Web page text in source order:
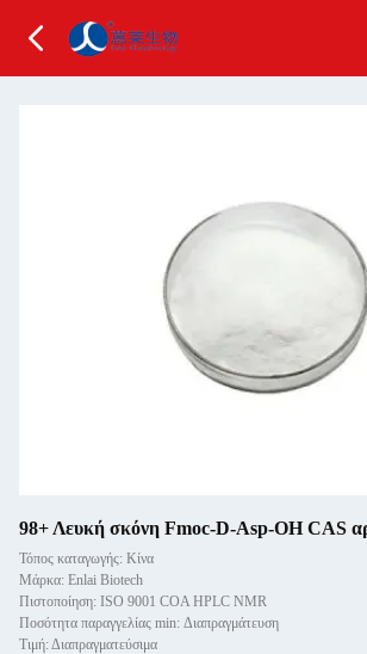
98+ Λευκή σκόνη Fmoc-D-Asp-OH CAS
Τόπος καταγωγής: Κίνα
Μάρκα: Enlai Biotech
Πιστοποίηση: ISO 9001 COA HPLC NMR
Ποσότητα παραγγελίας min: Διαπραγμάτευση
Τιμή: Διαπραγματεύσιμα